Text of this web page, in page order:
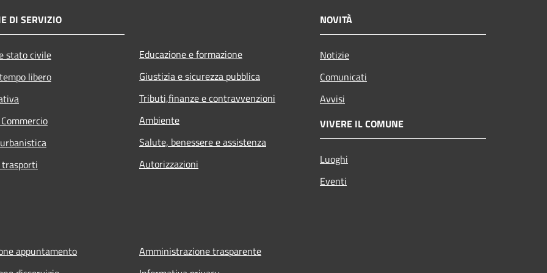
DI SERVIZIO
stato civile
libero
Educazione e formazione
Giustizia e sicurezza pubblica
Tributi,finanze e contravvenzioni
Ambiente
Salute, benessere e assistenza
Autorizzazioni
NOVITÀ
Notizie
Comunicati
Avvisi
VIVERE IL COMUNE
Luoghi
Eventi
appuntamento
Amministrazione trasparente